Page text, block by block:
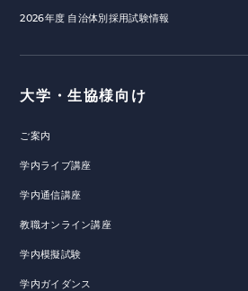
2026年度 自治体別採用試験情報
大学・生協様向け
ご案内
学内ライブ講座
学内通信講座
教職オンライン講座
学内模擬試験
学内ガイダンス